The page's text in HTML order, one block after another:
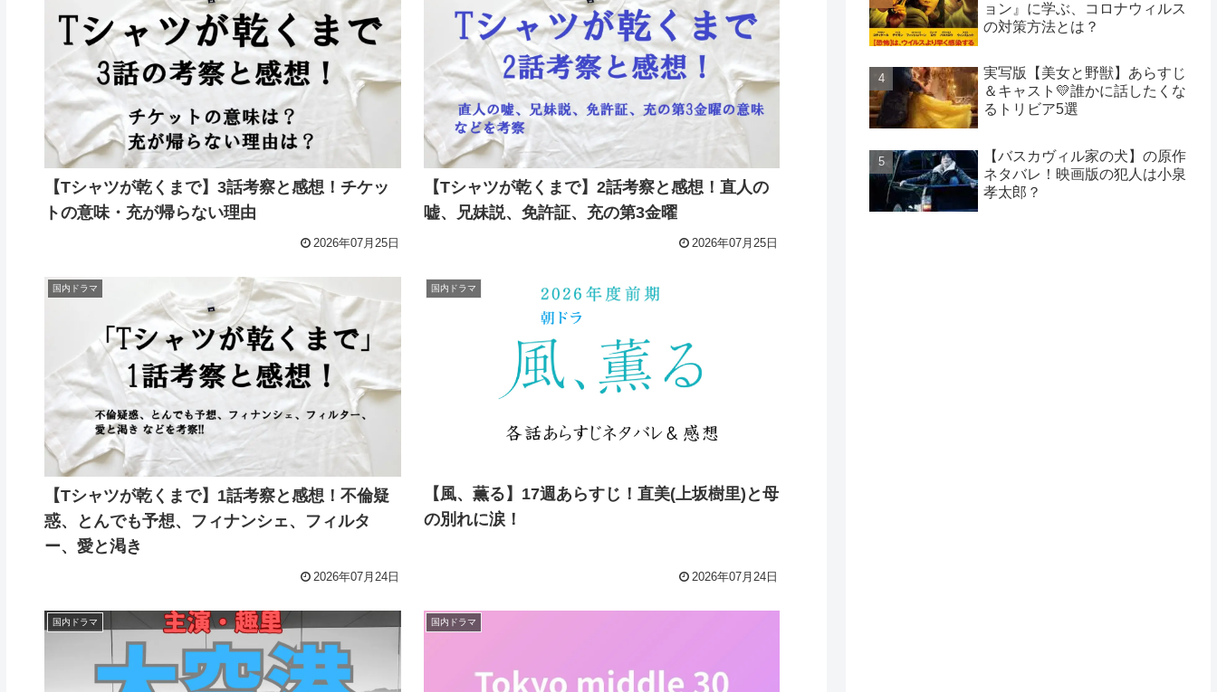
【Tシャツが乾くまで】3話考察と感想！チケッ
トの意味・充が帰らない理由
2026年07月25日
【Tシャツが乾くまで】2話考察と感想！直人の
嘘、兄妹説、免許証、充の第3金曜
2026年07月25日
国内ドラマ
【Tシャツが乾くまで】1話考察と感想！不倫疑
惑、とんでも予想、フィナンシェ、フィルタ
ー、愛と渇き
2026年07月24日
国内ドラマ
【風、薫る】17週あらすじ！直美(上坂樹里)と母
の別れに涙！
2026年07月24日
国内ドラマ 国内ドラマ
ョン』に学ぶ、コロナウィルス
の対策方法とは？
実写版【美女と野獣】あらすじ
＆キャスト💛誰かに話したくな
るトリビア5選
【バスカヴィル家の犬】の原作
ネタバレ！映画版の犯人は小泉
孝太郎？